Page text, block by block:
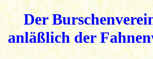
Der
anläßlich der